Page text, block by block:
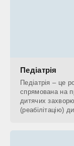
Педіатрія
Педіатрія – це
спрямована на
дитячих
(реабілітацію)